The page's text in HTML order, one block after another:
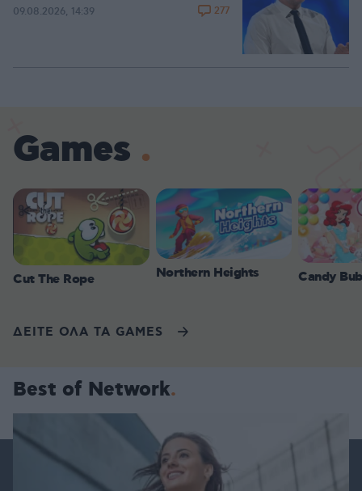
09.08.2026, 14:39 277
Games
Cut The Rope Northern Heights Candy
ΔΕΙΤΕ ΟΛΑ ΤΑ GAMES
Best of Network